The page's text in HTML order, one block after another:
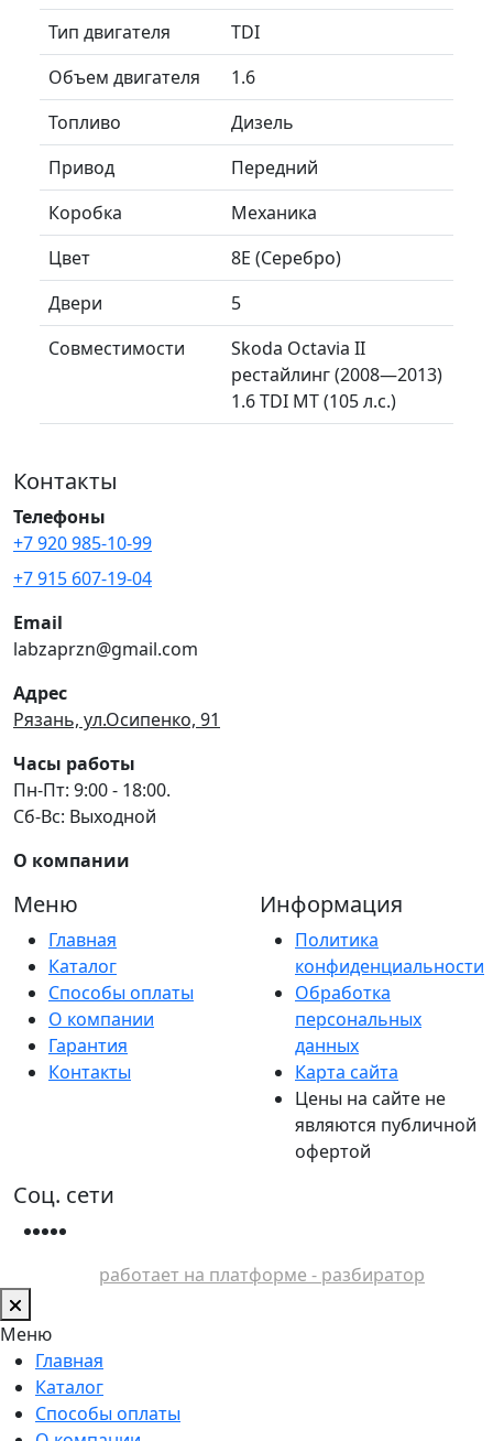
Тип двигателя
TDI
Объем двигателя
1.6
Топливо
Дизель
Привод
Передний
Коробка
Механика
Цвет
8E (Серебро)
Двери
5
Совместимости
Skoda Octavia II
рестайлинг (2008—2013)
1.6 TDI MT (105 л.с.)
Контакты
Телефоны
+7 920 985-10-99
+7 915 607-19-04
Email
labzaprzn@gmail.com
Адрес
Рязань, ул.Осипенко, 91
Часы работы
Пн-Пт: 9:00 - 18:00.
Сб-Вс: Выходной
О компании
Меню
Главная
Каталог
Способы оплаты
О компании
Гарантия
Контакты
Информация
Политика
конфиденциальности
Обработка
персональных
данных
Карта сайта
Цены на сайте не
являются публичной
офертой
Соц. сети
работает на платформе - разбиратор
Меню
Главная
Каталог
Способы оплаты